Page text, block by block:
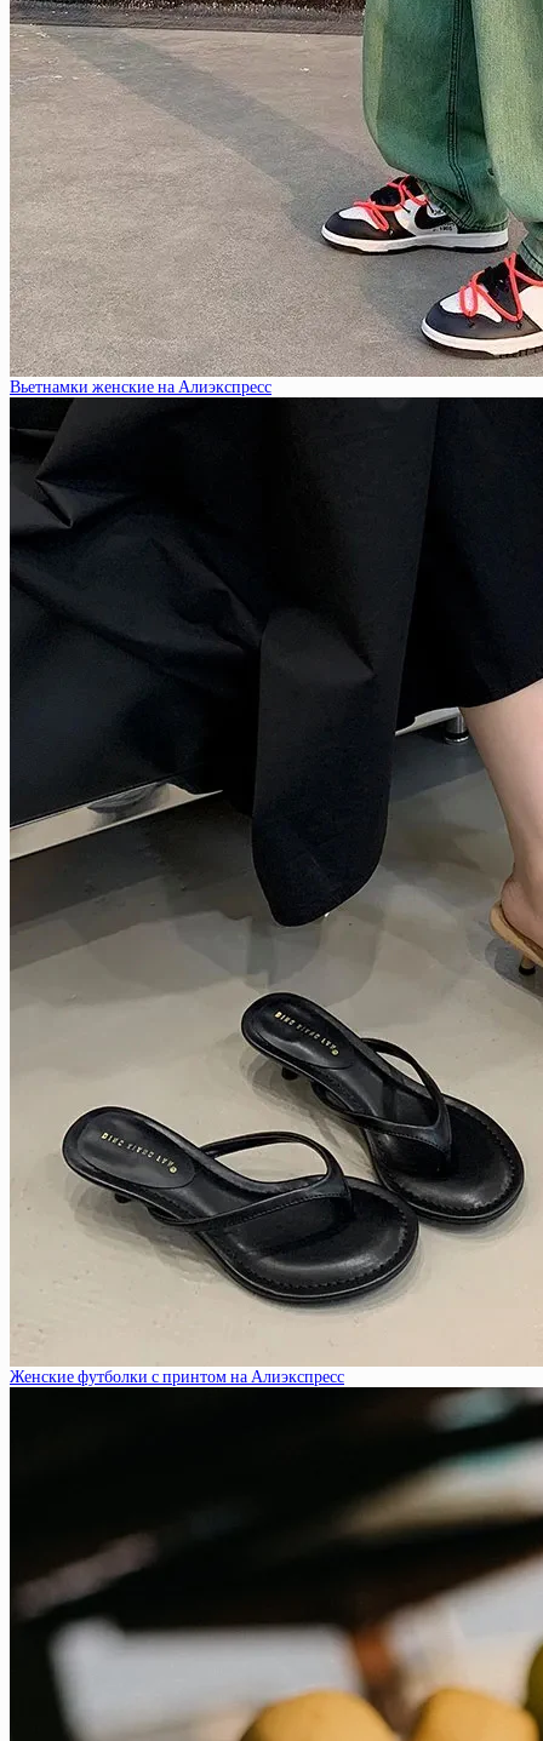
Вьетнамки женские на Алиэкспресс
Женские футболки с принтом на Алиэкспресс